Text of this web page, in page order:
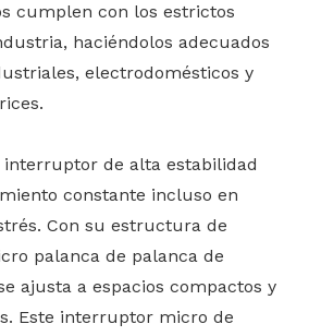
cumplen con los estrictos
haciéndolos adecuados
electrodomésticos y
interruptor de alta estabilidad
constante incluso en
Con su estructura de
palanca de palanca de
ajusta a espacios compactos y
Este interruptor micro de